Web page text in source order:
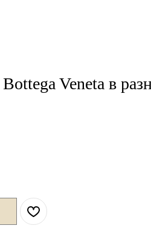
Veneta в